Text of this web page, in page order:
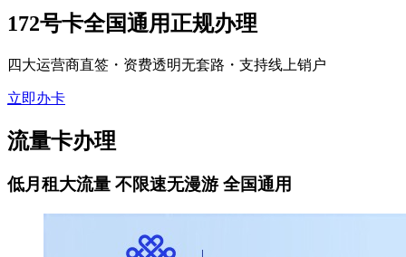
172号卡全国通用正规办理
四大运营商直签・资费透明无套路・支持线上销户
立即办卡
流量卡办理
低月租大流量 不限速无漫游 全国通用